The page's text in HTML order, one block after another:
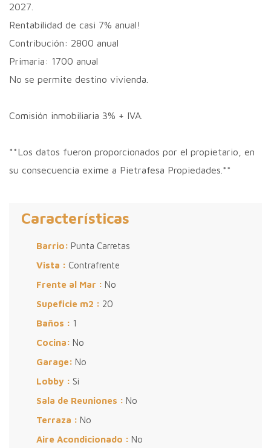
2027.
Rentabilidad de casi 7% anual!
Contribución: 2800 anual
Primaria: 1700 anual
No se permite destino vivienda.
Comisión inmobiliaria 3% + IVA.
**Los datos fueron proporcionados por el propietario, en
su consecuencia exime a Pietrafesa Propiedades.**
Características
Barrio: Punta Carretas
Vista : Contrafrente
Frente al Mar : No
Supeficie m2 : 20
Baños : 1
Cocina: No
Garage: No
Lobby : Si
Sala de Reuniones : No
Terraza : No
Aire Acondicionado : No